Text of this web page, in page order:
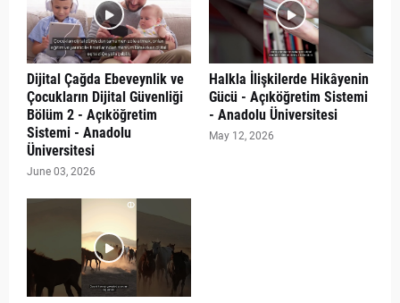
Dijital Çağda Ebeveynlik ve
Çocukların Dijital Güvenliği
Bölüm 2 - Açıköğretim
Sistemi - Anadolu
Üniversitesi
June 03, 2026
Halkla İlişkilerde Hikâyenin
Gücü - Açıköğretim Sistemi
- Anadolu Üniversitesi
May 12, 2026